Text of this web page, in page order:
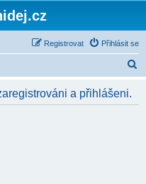
Přihlásit se
Registrovat
a přihlášeni.